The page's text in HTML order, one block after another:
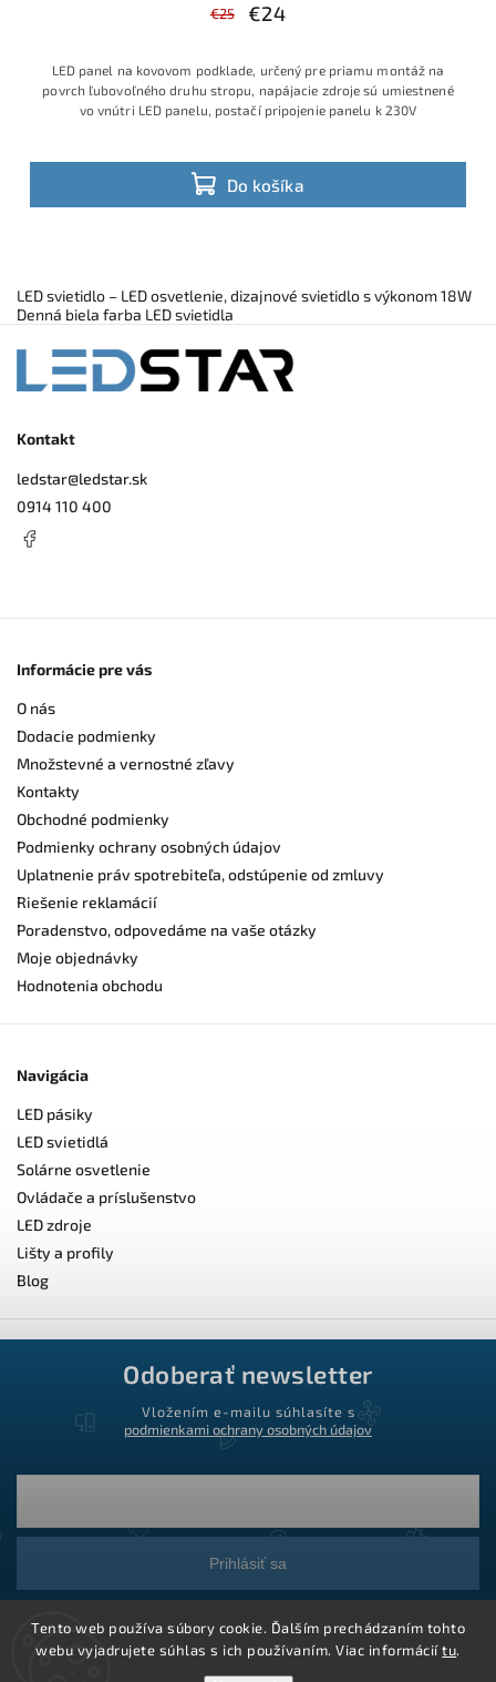
Tento web používa súbory cookie. Ďalším prechádzaním tohto
webu vyjadrujete súhlas s ich používaním. Viac informáciítu.
€25 €24
Do košíka
LED panel na kovovom podklade, určený pre priamu montáž na
povrch ľubovoľného druhu stropu, napájacie zdroje sú umiestnené
vo vnútri LED panelu, postačí pripojenie panelu k 230V
LED svietidlo – LED osvetlenie, dizajnové svietidlo s výkonom 18W
Denná biela farba LED svietidla
Kontakt
ledstar@ledstar.sk
0914 110 400
Informácie pre vás
O nás
Dodacie podmienky
Množstevné a vernostné zľavy
Kontakty
Obchodné podmienky
Podmienky ochrany osobných údajov
Uplatnenie práv spotrebiteľa, odstúpenie od zmluvy
Riešenie reklamácií
Poradenstvo, odpovedáme na vaše otázky
Moje objednávky
Hodnotenia obchodu
Navigácia
LED pásiky
LED svietidlá
Solárne osvetlenie
Ovládače a príslušenstvo
LED zdroje
Lišty a profily
Blog
Odoberať newsletter
Vložením e-mailu súhlasíte s
podmienkami ochrany osobných údajov
Prihlásiť sa